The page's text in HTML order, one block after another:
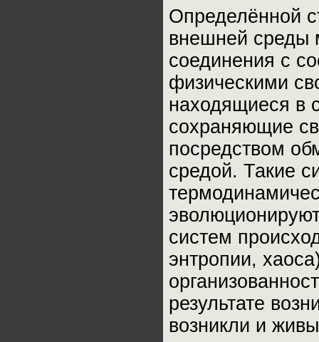
Определённой
внешней среды
соединения с
физическими
находящиеся в
сохраняющие
посредством
средой. Такие
систем
энтропии,
результате
возникли и